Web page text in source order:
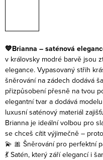
💙Brianna – saténová
v královsky modré barvě jsou
elegance. Vypasovaný střih
šněrování na zádech dodává
přizpůsobení přesně na tvou
elegantní tvar a dodává
luxusní saténový materiál
Brianna je ideální volbou pro
se chceš cítit výjimečně –
💫 🎀 Šněrování pro perfektní
💃 Satén, který září elegancí i